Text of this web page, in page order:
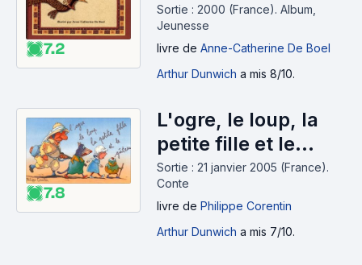
7.2
Sortie : 2000 (France). Album,
Jeunesse
livre de Anne-Catherine De Boel
Arthur Dunwich a mis 8/10.
7.8
L'ogre, le loup, la
petite fille et le
gâteau
Sortie : 21 janvier 2005 (France).
Conte
livre de Philippe Corentin
Arthur Dunwich a mis 7/10.